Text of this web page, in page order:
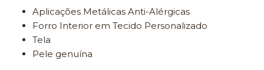
Aplicações Metálicas Anti-Alérgicas
Forro Interior em Tecido Personalizado
Tela
Pele genuína